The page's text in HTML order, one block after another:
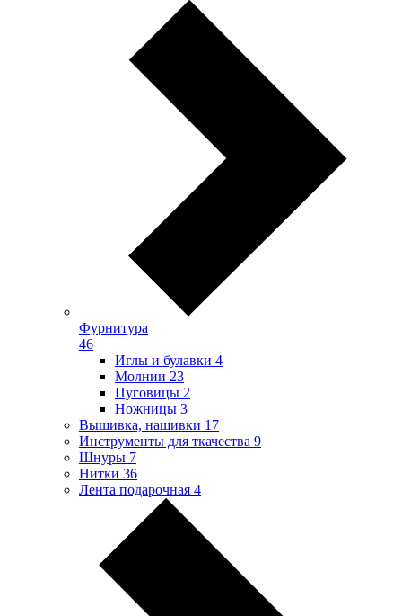
Фурнитура
46
Иглы и булавки 4
Молнии 23
Пуговицы 2
Ножницы 3
Вышивка, нашивки 17
Инструменты для ткачества 9
Шнуры 7
Нитки 36
Лента подарочная 4